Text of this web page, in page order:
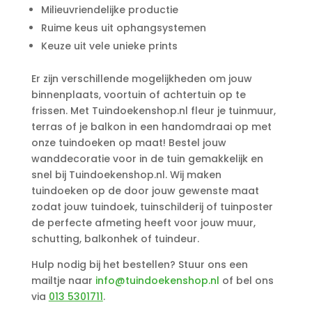
Milieuvriendelijke productie
Ruime keus uit ophangsystemen
Keuze uit vele unieke prints
Er zijn verschillende mogelijkheden om jouw
binnenplaats, voortuin of achtertuin op te
frissen. Met Tuindoekenshop.nl fleur je tuinmuur,
terras of je balkon in een handomdraai op met
onze tuindoeken op maat! Bestel jouw
wanddecoratie voor in de tuin gemakkelijk en
snel bij Tuindoekenshop.nl. Wij maken
tuindoeken op de door jouw gewenste maat
zodat jouw tuindoek, tuinschilderij of tuinposter
de perfecte afmeting heeft voor jouw muur,
schutting, balkonhek of tuindeur.
Hulp nodig bij het bestellen? Stuur ons een
mailtje naar info@tuindoekenshop.nl of bel ons
via 013 5301711.